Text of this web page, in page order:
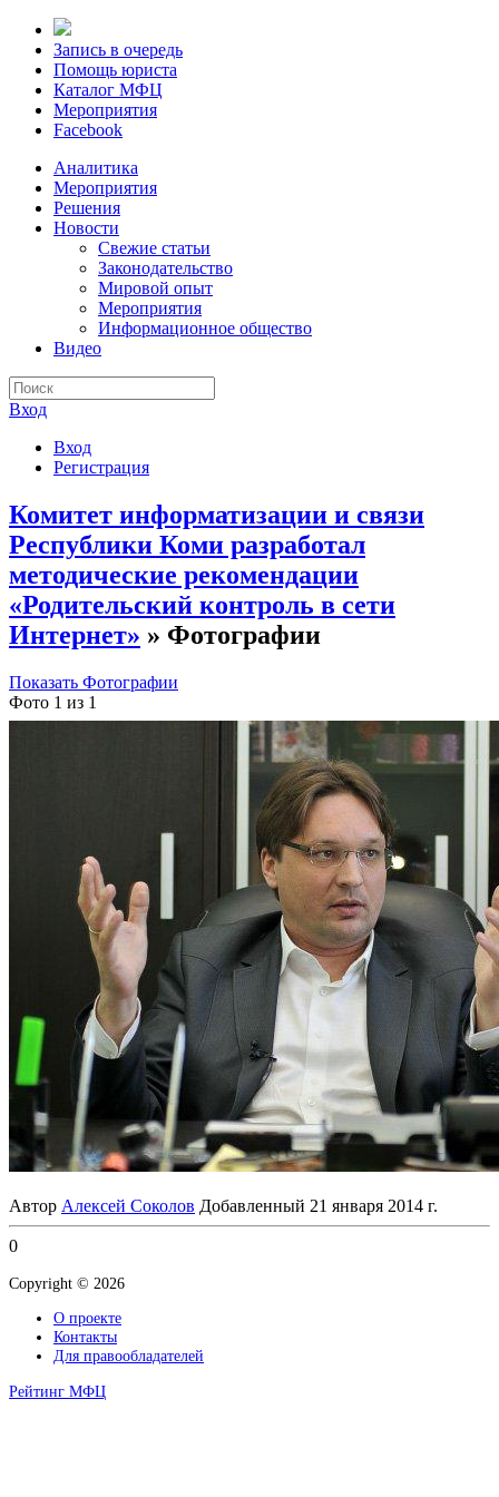
Запись в очередь
Помощь юриста
Каталог МФЦ
Мероприятия
Facebook
Аналитика
Мероприятия
Решения
Новости
Свежие статьи
Законодательство
Мировой опыт
Мероприятия
Информационное общество
Видео
Вход
Вход
Регистрация
Комитет информатизации и связи
Республики Коми разработал
методические рекомендации
«Родительский контроль в сети
Интернет» » Фотографии
Показать Фотографии
Фото 1 из 1
Автор Алексей Соколов Добавленный 21 января 2014 г.
0
Copyright © 2026
О проекте
Контакты
Для правообладателей
Рейтинг МФЦ